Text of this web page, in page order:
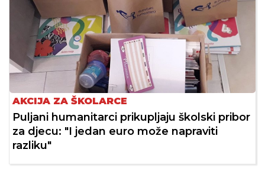
AKCIJA ZA ŠKOLARCE
Puljani humanitarci prikupljaju školski pribor
za djecu: "I jedan euro može napraviti
razliku"